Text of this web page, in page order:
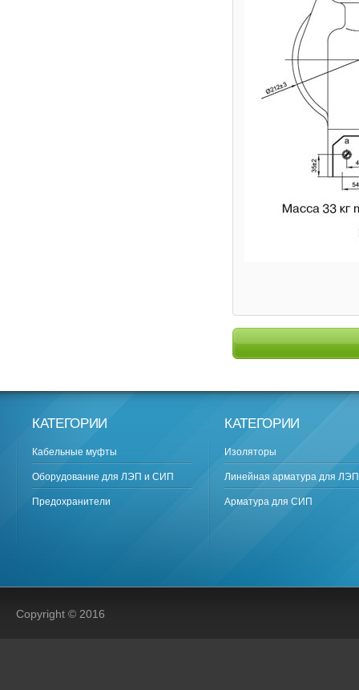
КАТЕГОРИИ
Кабельные муфты
Оборудование для ЛЭП и СИП
Предохранители
КАТЕГОРИИ
Изоляторы
Линейная арматура для ЛЭП
Арматура для СИП
Copyright © 2016